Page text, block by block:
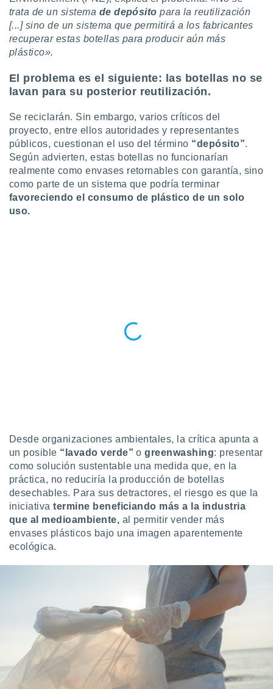
ni para
o
aunque
no
Puedes
acceder a
web a
abono
en
en
en
o acceder
datos
perfiles
trata de un sistema de depósito para la reutilización
[...] sino de un sistema que permitirá a los fabricantes
recuperar estas botellas para producir aún más
plástico».
El problema es el siguiente: las botellas no se
lavan para su posterior reutilización.
Se reciclarán. Sin embargo, varios críticos del
proyecto, entre ellos autoridades y representantes
públicos, cuestionan el uso del término “depósito”.
Según advierten, estas botellas no funcionarían
realmente como envases retornables con garantía, sino
como parte de un sistema que podría terminar
favoreciendo el consumo de plástico de un solo
uso.
Desde organizaciones ambientales, la crítica apunta a
un posible “lavado verde” ogreenwashing: presentar
como solución sustentable una medida que, en la
práctica, no reduciría la producción de botellas
desechables. Para sus detractores, el riesgo es que la
iniciativatermine beneficiando más a la industria
que al medioambiente, al permitir vender más
envases plásticos bajo una imagen aparentemente
ecológica.